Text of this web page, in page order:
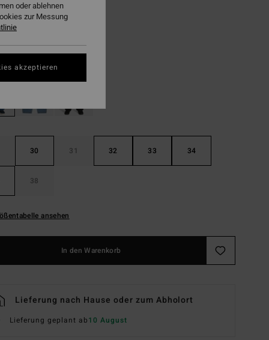
RABATT EXTRA 25%
Wash
30 31 32 33 34
38
ansehen
In den Warenkorb
Lieferung nach Hause oder zum Abholort
Lieferung geplant ab10 August
oder ablehnen
zur Messung
akzeptieren